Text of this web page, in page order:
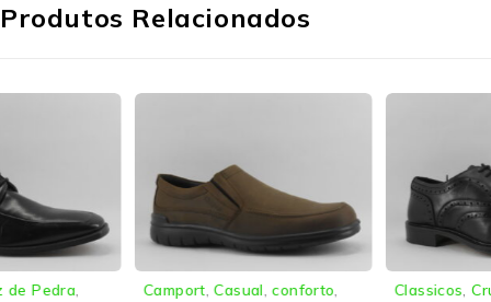
Produtos Relacionados
Camport, conforto,
Classicos, Cruz de Pedra,